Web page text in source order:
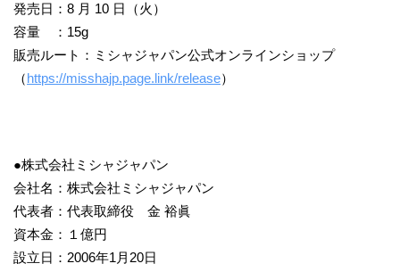
発売日：8 月 10 日（火）
容量 ：15g
販売ルート：ミシャジャパン公式オンラインショップ
（https://misshajp.page.link/release）
●株式会社ミシャジャパン
会社名：株式会社ミシャジャパン
代表者：代表取締役 金 裕眞
資本金：１億円
設立日：2006年1月20日